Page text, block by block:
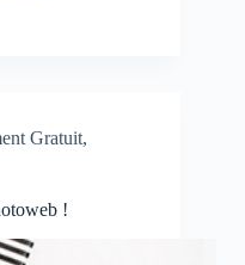
Gratuit,
!